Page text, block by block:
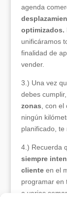
agenda
optimizados.
unificáramos
finalidad de
vender.
3.) Una vez
debes cumplir,
zonas , con
ningún
planificado, te
4.) Recuerda
siempre
clienteen el
programar en
a varias